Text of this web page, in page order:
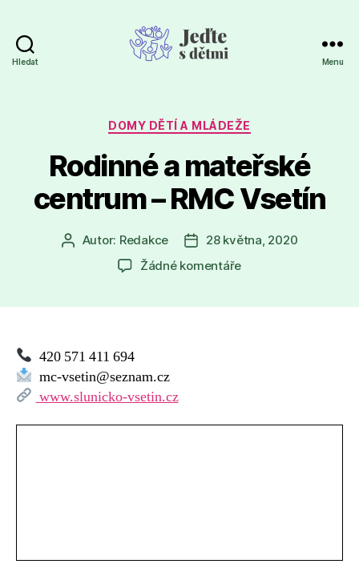
Hledat Menu
Rubriky
DOMY DĚTÍ A MLÁDEŽE
Rodinné a mateřské
centrum – RMC Vsetín
Autor
příspěvku
Autor: Redakce
Datum
příspěvku
28 května, 2020
Žádné komentářeu
RMC
420 571 411 694
mc-vsetin@seznam.cz
www.slunicko-vsetin.cz